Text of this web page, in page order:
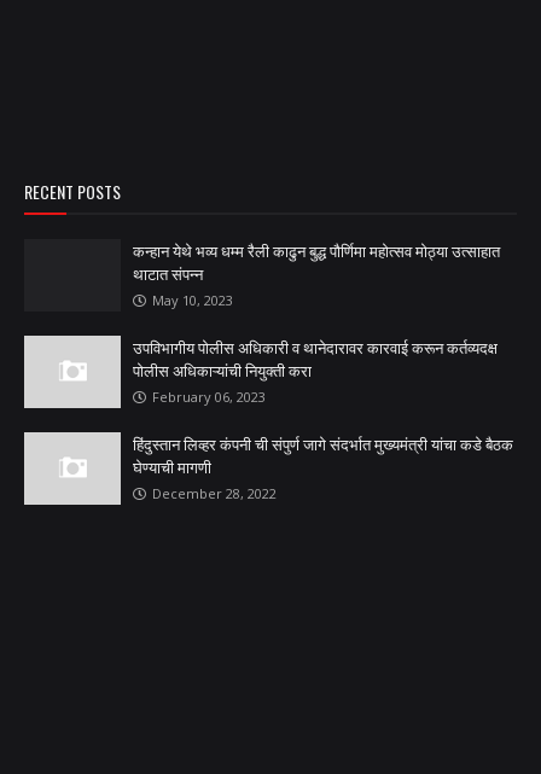
RECENT POSTS
कन्हान येथे भव्य धम्म रैली काढुन बुद्ध पौर्णिमा महोत्सव मोठ्या उत्साहात
थाटात संपन्न
May 10, 2023
उपविभागीय पोलीस अधिकारी व थानेदारावर कारवाई करून कर्तव्यदक्ष
पोलीस अधिकाऱ्यांची नियुक्ती करा
February 06, 2023
हिंदुस्तान लिव्हर कंपनी ची संपुर्ण जागे संदर्भात मुख्यमंत्री यांचा कडे बैठक
घेण्याची मागणी
December 28, 2022